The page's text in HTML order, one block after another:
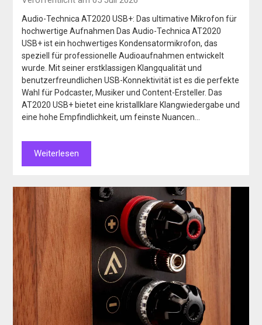
Audio-Technica AT2020 USB+: Das ultimative Mikrofon für
hochwertige Aufnahmen Das Audio-Technica AT2020
USB+ ist ein hochwertiges Kondensatormikrofon, das
speziell für professionelle Audioaufnahmen entwickelt
wurde. Mit seiner erstklassigen Klangqualität und
benutzerfreundlichen USB-Konnektivität ist es die perfekte
Wahl für Podcaster, Musiker und Content-Ersteller. Das
AT2020 USB+ bietet eine kristallklare Klangwiedergabe und
eine hohe Empfindlichkeit, um feinste Nuancen…
Weiterlesen